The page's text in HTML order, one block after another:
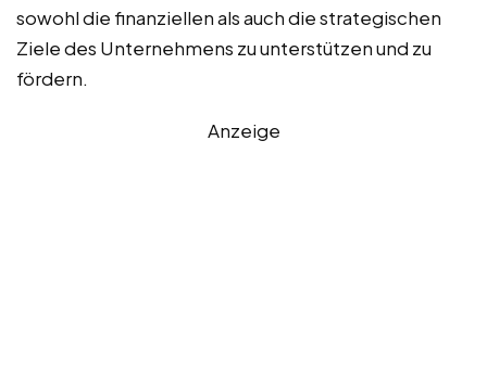
sowohl die finanziellen als auch die strategischen
Ziele des Unternehmens zu unterstützen und zu
fördern.
Anzeige